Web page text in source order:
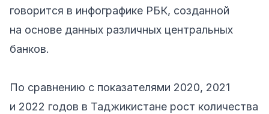
говорится в инфографике РБК, созданной
на основе данных различных центральных
банков.
По сравнению с показателями 2020, 2021
и 2022 годов в Таджикистане рост количества